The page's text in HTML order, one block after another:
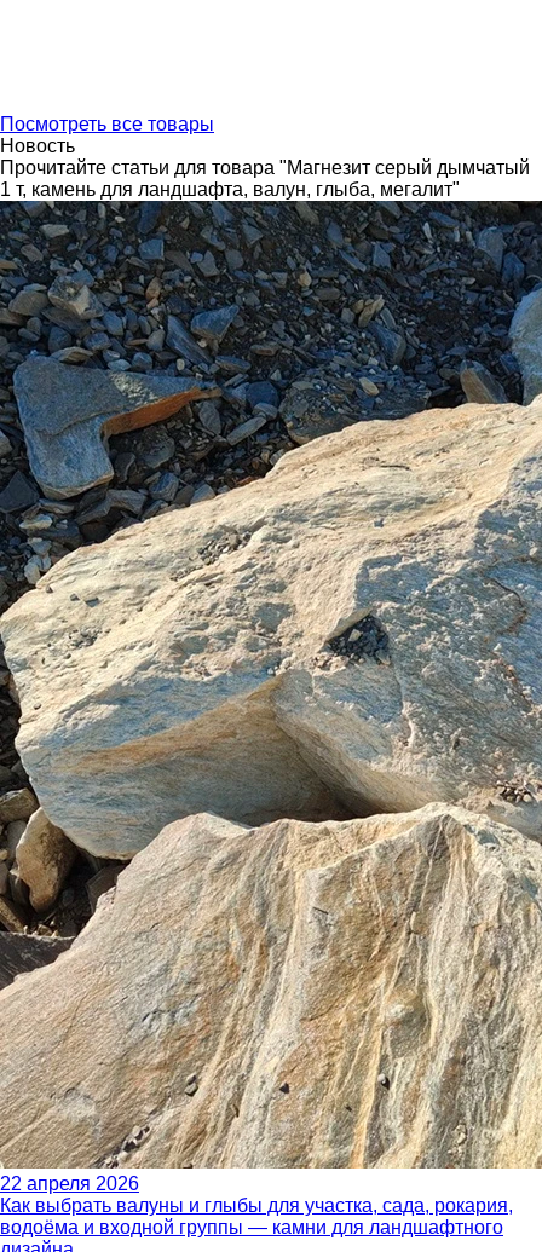
Посмотреть все товары
Новость
Прочитайте статьи для товара "Магнезит серый дымчатый
1 т, камень для ландшафта, валун, глыба, мегалит"
22 апреля 2026
Как выбрать валуны и глыбы для участка, сада, рокария,
водоёма и входной группы — камни для ландшафтного